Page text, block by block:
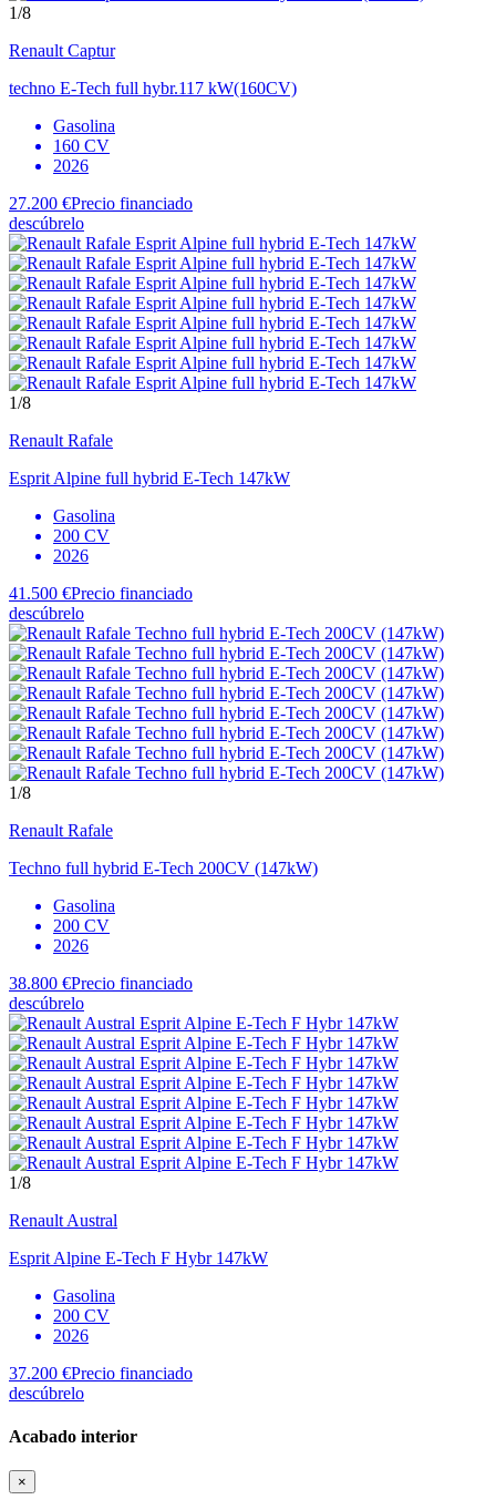
1/8
Renault Captur
techno E-Tech full hybr.117 kW(160CV)
Gasolina
160 CV
2026
27.200 €Precio financiado
descúbrelo
1/8
Renault Rafale
Esprit Alpine full hybrid E-Tech 147kW
Gasolina
200 CV
2026
41.500 €Precio financiado
descúbrelo
1/8
Renault Rafale
Techno full hybrid E-Tech 200CV (147kW)
Gasolina
200 CV
2026
38.800 €Precio financiado
descúbrelo
1/8
Renault Austral
Esprit Alpine E-Tech F Hybr 147kW
Gasolina
200 CV
2026
37.200 €Precio financiado
descúbrelo
Acabado interior
×